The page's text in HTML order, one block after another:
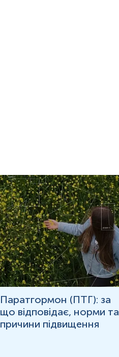
Паратгормон (ПТГ): за
що відповідає, норми та
причини підвищення